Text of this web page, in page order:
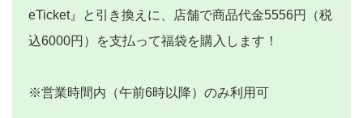
eTicket』と引き換えに、店舗で商品代金5556円（税
込6000円）を支払って福袋を購入します！
※営業時間内（午前6時以降）のみ利用可